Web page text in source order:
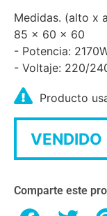
Medidas. (alto x
85 x 60 x 60
- Potencia:
- Voltaje: 220/
Producto
VENDIDO
Comparte este